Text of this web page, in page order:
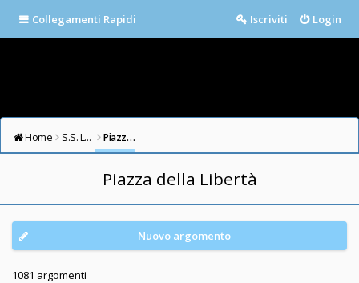
Collegamenti Rapidi Login
Iscriviti
Home S.S. LAZIO FORUM Piazza della Libertà
Piazza della Libertà
Nuovo argomento
1081 argomenti